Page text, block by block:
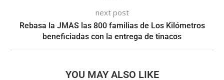
next post
Rebasa la JMAS las 800 familias de Los Kilómetros
beneficiadas con la entrega de tinacos
YOU MAY ALSO LIKE